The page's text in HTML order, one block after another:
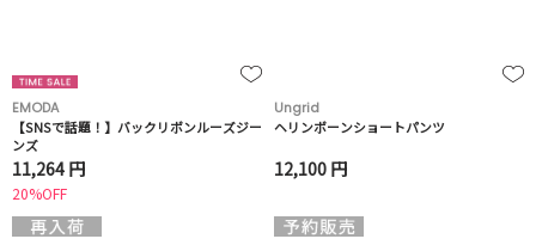
EMODA
【SNSで話題！】バックリボンルーズジー
ンズ
11,264 円
20%OFF
Ungrid
ヘリンボーンショートパンツ
12,100 円